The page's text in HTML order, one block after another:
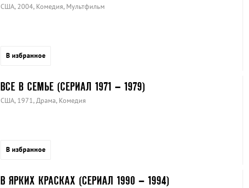
США, 2004, Комедия, Мультфильм
В избранное
ВСЕ В СЕМЬЕ (СЕРИАЛ 1971 – 1979)
США, 1971, Драма, Комедия
В избранное
В ЯРКИХ КРАСКАХ (СЕРИАЛ 1990 – 1994)